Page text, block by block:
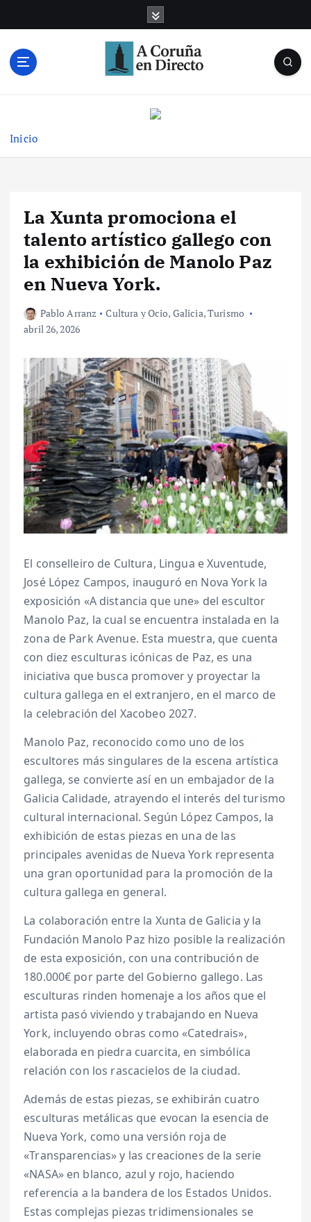
Inicio
La Xunta promociona el
talento artístico gallego con
la exhibición de Manolo Paz
en Nueva York.
Pablo Arranz Cultura y Ocio, Galicia,Turismo
abril 26, 2026
El conselleiro de Cultura, Lingua e Xuventude,
José López Campos, inauguró en Nova York la
exposición «A distancia que une» del escultor
Manolo Paz, la cual se encuentra instalada en la
zona de Park Avenue. Esta muestra, que cuenta
con diez esculturas icónicas de Paz, es una
iniciativa que busca promover y proyectar la
cultura gallega en el extranjero, en el marco de
la celebración del Xacobeo 2027.
Manolo Paz, reconocido como uno de los
escultores más singulares de la escena artística
gallega, se convierte así en un embajador de la
Galicia Calidade, atrayendo el interés del turismo
cultural internacional. Según López Campos, la
exhibición de estas piezas en una de las
principales avenidas de Nueva York representa
una gran oportunidad para la promoción de la
cultura gallega en general.
La colaboración entre la Xunta de Galicia y la
Fundación Manolo Paz hizo posible la realización
de esta exposición, con una contribución de
180.000€ por parte del Gobierno gallego. Las
esculturas rinden homenaje a los años que el
artista pasó viviendo y trabajando en Nueva
York, incluyendo obras como «Catedrais»,
elaborada en piedra cuarcita, en simbólica
relación con los rascacielos de la ciudad.
Además de estas piezas, se exhibirán cuatro
esculturas metálicas que evocan la esencia de
Nueva York, como una versión roja de
«Transparencias» y las creaciones de la serie
«NASA» en blanco, azul y rojo, haciendo
referencia a la bandera de los Estados Unidos.
Estas complejas piezas tridimensionales se